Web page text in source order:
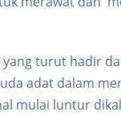
turut hadir
adat dalam
mulai luntur